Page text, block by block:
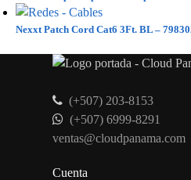
Nexxt Patch Cord Cat6 3Ft. BL –
(+507) 203-8153
(+507) 6999-8291
ventas@cloudpanama.com
Cuenta